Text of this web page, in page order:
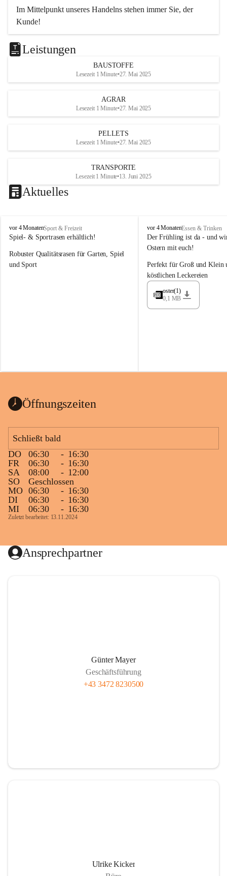
Im Mittelpunkt unseres Handelns stehen immer Sie, der
Kunde!
Das Team ist freundlich, motiviert und bestens geschult in
den Bereichen
Beratung, Lager sowie Transport. Für alle Ihre Anliegen
finden wir eine individuelle Lösung.
office@mayer-lipsch.at
Leistungen
BAUSTOFFE
Lesezeit 1 Minute•27. Mai 2025
AGRAR
Lesezeit 1 Minute•27. Mai 2025
PELLETS
Lesezeit 1 Minute•27. Mai 2025
TRANSPORTE
Lesezeit 1 Minute•13. Juni 2025
Aktuelles
M
a
e
r
vor 4 MonatenSport & Freizeit
Spiel- & Sportrasen erhältlich!
Robuster Qualitätsrasen für Garten, Spiel
und Sport
M
a
y
r
G
ü
e
vor 4 MonatenEssen & Trinken
Der Frühling ist da - und
Ostern mit euch!
Perfekt für Groß und Klein
köstlichen Leckereien
oster(1)
0,1 MB
Öffnungszeiten
Schließt bald
DO
06:30 - 16:30
FR
06:30 - 16:30
SA
08:00 - 12:00
SO
Geschlossen
MO 06:30 - 16:30
DI
06:30 - 16:30
MI
06:30 - 16:30
Zuletzt bearbeitet: 13.11.2024
Ansprechpartner
Günter Mayer
Geschäftsführung
+43 3472 8230500
Ulrike Kicker